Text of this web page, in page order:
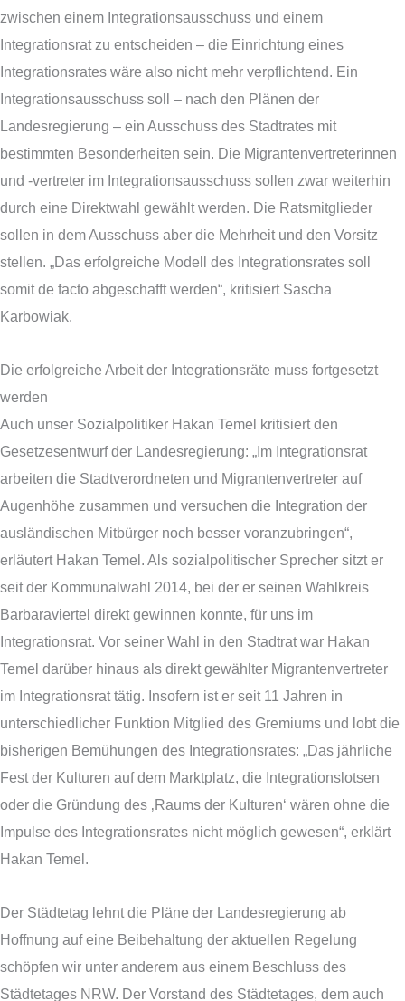
zwischen einem Integrationsausschuss und einem
Integrationsrat zu entscheiden – die Einrichtung eines
Integrationsrates wäre also nicht mehr verpflichtend. Ein
Integrationsausschuss soll – nach den Plänen der
Landesregierung – ein Ausschuss des Stadtrates mit
bestimmten Besonderheiten sein. Die Migrantenvertreterinnen
und -vertreter im Integrationsausschuss sollen zwar weiterhin
durch eine Direktwahl gewählt werden. Die Ratsmitglieder
sollen in dem Ausschuss aber die Mehrheit und den Vorsitz
stellen. „Das erfolgreiche Modell des Integrationsrates soll
somit de facto abgeschafft werden“, kritisiert Sascha
Karbowiak.
Die erfolgreiche Arbeit der Integrationsräte muss fortgesetzt
werden
Auch unser Sozialpolitiker Hakan Temel kritisiert den
Gesetzesentwurf der Landesregierung: „Im Integrationsrat
arbeiten die Stadtverordneten und Migrantenvertreter auf
Augenhöhe zusammen und versuchen die Integration der
ausländischen Mitbürger noch besser voranzubringen“,
erläutert Hakan Temel. Als sozialpolitischer Sprecher sitzt er
seit der Kommunalwahl 2014, bei der er seinen Wahlkreis
Barbaraviertel direkt gewinnen konnte, für uns im
Integrationsrat. Vor seiner Wahl in den Stadtrat war Hakan
Temel darüber hinaus als direkt gewählter Migrantenvertreter
im Integrationsrat tätig. Insofern ist er seit 11 Jahren in
unterschiedlicher Funktion Mitglied des Gremiums und lobt die
bisherigen Bemühungen des Integrationsrates: „Das jährliche
Fest der Kulturen auf dem Marktplatz, die Integrationslotsen
oder die Gründung des ‚Raums der Kulturen‘ wären ohne die
Impulse des Integrationsrates nicht möglich gewesen“, erklärt
Hakan Temel.
Der Städtetag lehnt die Pläne der Landesregierung ab
Hoffnung auf eine Beibehaltung der aktuellen Regelung
schöpfen wir unter anderem aus einem Beschluss des
Städtetages NRW. Der Vorstand des Städtetages, dem auch